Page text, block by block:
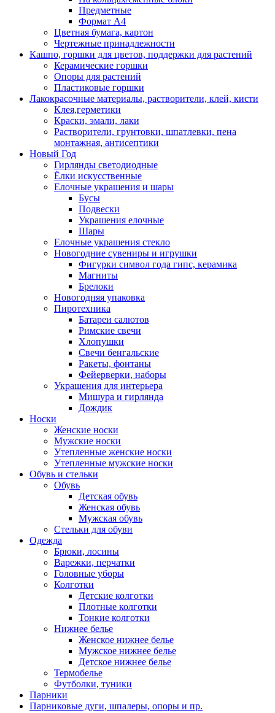
Предметные
Формат А4
Цветная бумага, картон
Чертежные принадлежности
Кашпо, горшки для цветов, поддержки для растений
Керамические горшки
Опоры для растений
Пластиковые горшки
Лакокрасочные материалы, растворители, клей, кисти
Клея,герметики
Краски, эмали, лаки
Растворители, грунтовки, шпатлевки, пена
монтажная, антисептики
Новый Год
Гирлянды светодиодные
Ёлки искусственные
Елочные украшения и шары
Бусы
Подвески
Украшения елочные
Шары
Елочные украшения стекло
Новогодние сувениры и игрушки
Фигурки символ года гипс, керамика
Магниты
Брелоки
Новогодняя упаковка
Пиротехника
Батареи салютов
Римские свечи
Хлопушки
Свечи бенгальские
Ракеты, фонтаны
Фейерверки, наборы
Украшения для интерьера
Мишура и гирлянда
Дождик
Носки
Женские носки
Мужские носки
Утепленные женские носки
Утепленные мужские носки
Обувь и стельки
Обувь
Детская обувь
Женская обувь
Мужская обувь
Стельки для обуви
Одежда
Брюки, лосины
Варежки, перчатки
Головные уборы
Колготки
Детские колготки
Плотные колготки
Тонкие колготки
Нижнее белье
Женское нижнее белье
Мужское нижнее белье
Детское нижнее белье
Термобелье
Футболки, туники
Парники
Парниковые дуги, шпалеры, опоры и пр.